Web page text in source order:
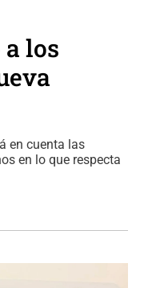
a los
en cuenta las
en lo que respecta